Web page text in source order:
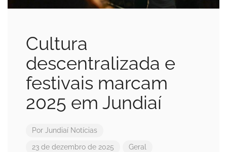
Cultura
descentralizada e
festivais marcam
2025 em Jundiaí
Por Jundiaí Notícias
23 de dezembro de 2025 Geral